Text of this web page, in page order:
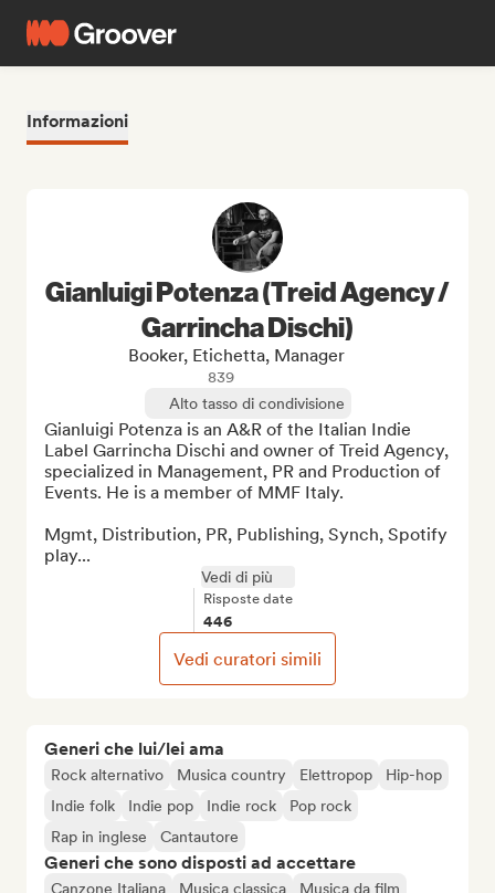
Informazioni
Generi che lui/lei ama
Rock alternativo Musica country Elettropop
Hip-hop
Indie folk
Indie pop Indie rock
Pop rock
Rap in inglese
Cantautore
Generi che sono disposti ad accettare
Canzone Italiana Musica classica
Musica da film
Gianluigi Potenza (Treid Agency /
Garrincha Dischi)
Booker, Etichetta, Manager
839
Alto tasso di condivisione
Gianluigi Potenza is an A&R of the Italian Indie
Label Garrincha Dischi and owner of Treid Agency,
specialized in Management, PR and Production of
Events. He is a member of MMF Italy.
Mgmt, Distribution, PR, Publishing, Synch, Spotify
play...
Vedi di più
Risposte date
446
Vedi curatori simili